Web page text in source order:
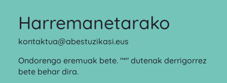
Harremanetarako
kontaktua@abestuzikasi.eus
Ondorengo eremuak bete. "*" dutenak derrigorrez
bete behar dira.